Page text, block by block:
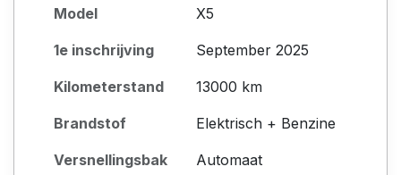
Model X5
1e inschrijving September 2025
Kilometerstand 13000 km
Brandstof Elektrisch + Benzine
Versnellingsbak Automaat